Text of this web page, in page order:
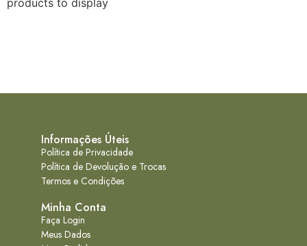
products to display
Informações Úteis
Política de Privacidade
Política de Devolução e Trocas
Termos e Condições
Minha Conta
Faça Login
Meus Dados